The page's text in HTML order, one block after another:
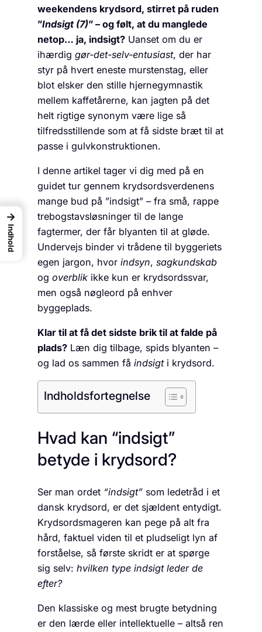
weekendens krydsord, stirret på ruden
”Indsigt (7)” – og følt, at du manglede
netop… ja, indsigt? Uanset om du er
ihærdig gør-det-selv-entusiast, der har
styr på hvert eneste murstenstag, eller
blot elsker den stille hjernegymnastik
mellem kaffetårerne, kan jagten på det
helt rigtige synonym være lige så
tilfredsstillende som at få sidste bræt til at
passe i gulvkonstruktionen.
I denne artikel tager vi dig med på en
guidet tur gennem krydsordsverdenens
mange bud på ”indsigt” – fra små, rappe
trebogstavsløsninger til de lange
fagtermer, der får blyanten til at gløde.
Undervejs binder vi trådene til byggeriets
egen jargon, hvor indsyn, sagkundskab
og overblik ikke kun er krydsordssvar,
men også nøgleord på enhver
byggeplads.
Klar til at få det sidste brik til at falde på
plads? Læn dig tilbage, spids blyanten –
og lad os sammen få indsigti krydsord.
Indholdsfortegnelse
Hvad kan “indsigt”
betyde i krydsord?
Ser man ordet “indsigt” som ledetråd i et
dansk krydsord, er det sjældent entydigt.
Krydsordsmageren kan pege på alt fra
hård, faktuel viden til et pludseligt lyn af
forståelse, så første skridt er at spørge
sig selv: hvilken type indsigt leder de
efter?
Den klassiske og mest brugte betydning
er den lærde eller intellektuelle – altså ren
→
Indhold